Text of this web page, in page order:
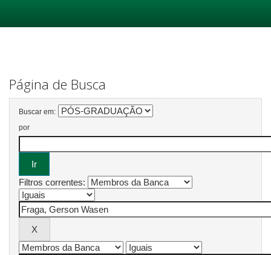
Página de Busca
Buscar em:
por
Filtros correntes: